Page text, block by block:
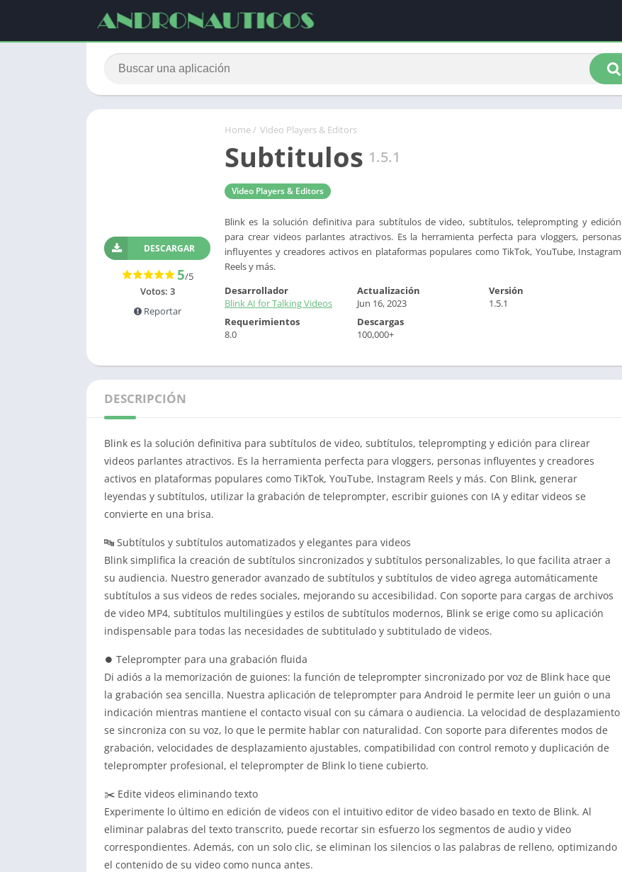
Home/ Video Players & Editors
Subtitulos 1.5.1
Video Players & Editors
Blink es la solución definitiva para subtítulos de video, subtítulos, teleprompting y edición
para crear videos parlantes atractivos. Es la herramienta perfecta para vloggers, personas
influyentes y creadores activos en plataformas populares como TikTok, YouTube, Instagram
Reels y más.
DESCARGAR
5/5
Votos: 3
Reportar
Desarrollador
Blink AI for Talking Videos
Actualización
Jun 16, 2023
Versión
1.5.1
Requerimientos
8.0
Descargas
100,000+
DESCRIPCIÓN
Blink es la solución definitiva para subtítulos de video, subtítulos, teleprompting y edición para clirear
videos parlantes atractivos. Es la herramienta perfecta para vloggers, personas influyentes y creadores
activos en plataformas populares como TikTok, YouTube, Instagram Reels y más. Con Blink, generar
leyendas y subtítulos, utilizar la grabación de teleprompter, escribir guiones con IA y editar videos se
convierte en una brisa.
🔤 Subtítulos y subtítulos automatizados y elegantes para videos
Blink simplifica la creación de subtítulos sincronizados y subtítulos personalizables, lo que facilita atraer a
su audiencia. Nuestro generador avanzado de subtítulos y subtítulos de video agrega automáticamente
subtítulos a sus videos de redes sociales, mejorando su accesibilidad. Con soporte para cargas de archivos
de video MP4, subtítulos multilingües y estilos de subtítulos modernos, Blink se erige como su aplicación
indispensable para todas las necesidades de subtitulado y subtitulado de videos.
⏺️ Teleprompter para una grabación fluida
Di adiós a la memorización de guiones: la función de teleprompter sincronizado por voz de Blink hace que
la grabación sea sencilla. Nuestra aplicación de teleprompter para Android le permite leer un guión o una
indicación mientras mantiene el contacto visual con su cámara o audiencia. La velocidad de desplazamiento
se sincroniza con su voz, lo que le permite hablar con naturalidad. Con soporte para diferentes modos de
grabación, velocidades de desplazamiento ajustables, compatibilidad con control remoto y duplicación de
teleprompter profesional, el teleprompter de Blink lo tiene cubierto.
✂️ Edite videos eliminando texto
Experimente lo último en edición de videos con el intuitivo editor de video basado en texto de Blink. Al
eliminar palabras del texto transcrito, puede recortar sin esfuerzo los segmentos de audio y video
correspondientes. Además, con un solo clic, se eliminan los silencios o las palabras de relleno, optimizando
el contenido de su video como nunca antes.